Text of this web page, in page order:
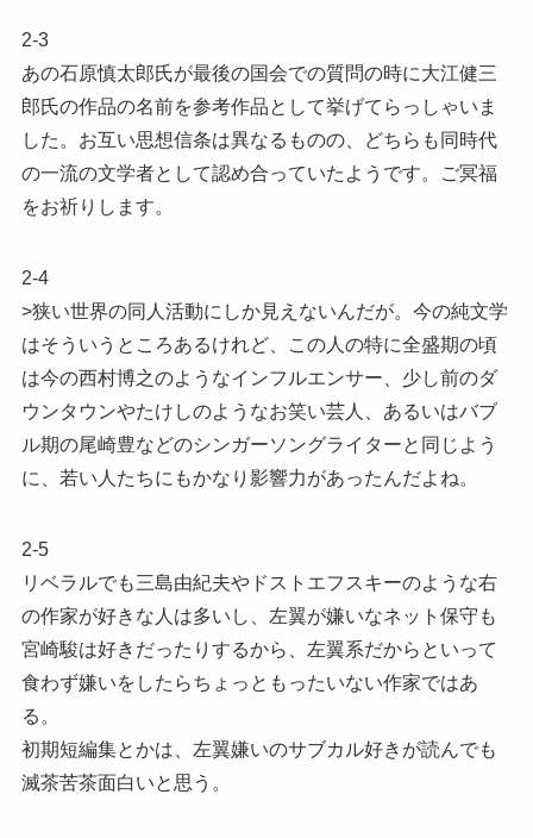
2-3
あの石原慎太郎氏が最後の国会での質問の時に大江健三
郎氏の作品の名前を参考作品として挙げてらっしゃいま
した。お互い思想信条は異なるものの、どちらも同時代
の一流の文学者として認め合っていたようです。ご冥福
をお祈りします。
2-4
>狭い世界の同人活動にしか見えないんだが。今の純文学
はそういうところあるけれど、この人の特に全盛期の頃
は今の西村博之のようなインフルエンサー、少し前のダ
ウンタウンやたけしのようなお笑い芸人、あるいはバブ
ル期の尾崎豊などのシンガーソングライターと同じよう
に、若い人たちにもかなり影響力があったんだよね。
2-5
リベラルでも三島由紀夫やドストエフスキーのような右
の作家が好きな人は多いし、左翼が嫌いなネット保守も
宮崎駿は好きだったりするから、左翼系だからといって
食わず嫌いをしたらちょっともったいない作家ではあ
る。
初期短編集とかは、左翼嫌いのサブカル好きが読んでも
滅茶苦茶面白いと思う。